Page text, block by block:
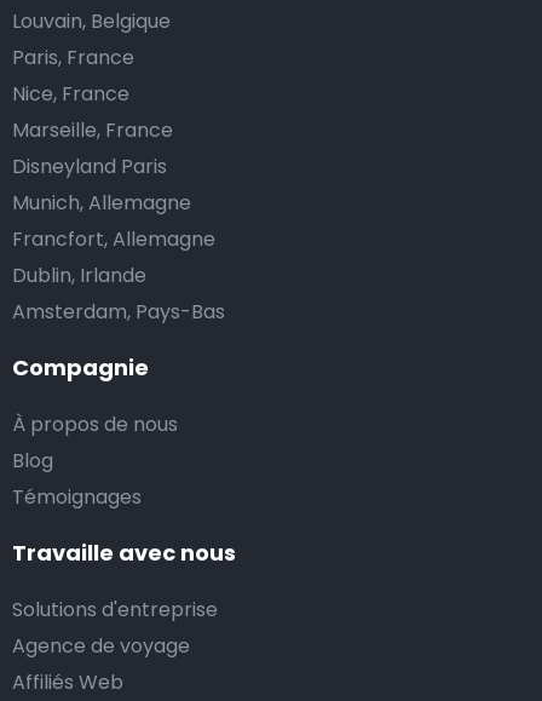
Compagnie
À propos de nous
Blog
Témoignages
Travaille avec nous
Solutions d'entreprise
Agence de voyage
Affiliés Web
Louvain, Belgique
Paris, France
Nice, France
Marseille, France
Disneyland Paris
Munich, Allemagne
Francfort, Allemagne
Dublin, Irlande
Amsterdam, Pays-Bas